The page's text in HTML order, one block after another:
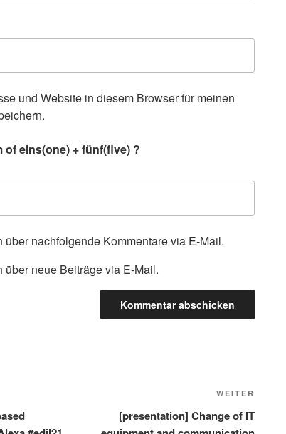
und Website in diesem Browser für meinen
eins(one) + fünf(five) ?
über nachfolgende Kommentare via E-Mail.
über neue Beiträge via E-Mail.
Beitrag
WEITER
[presentation] Change of IT